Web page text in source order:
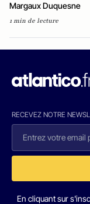
Margaux Duquesne
1 min de lecture
RECEVEZ NOTRE
En cliquant sur